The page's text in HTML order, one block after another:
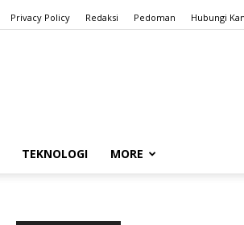
Privacy Policy Redaksi Pedoman Hubungi
TEKNOLOGI MORE